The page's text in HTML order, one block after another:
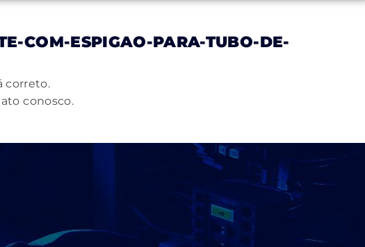
COM-ESPIGAO-PARA-TUBO-DE-
correto.
conosco.